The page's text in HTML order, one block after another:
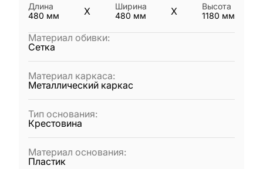
Длина
480 мм X
Ширина
480 мм X
Высота
1180 мм
Материал обивки:
Сетка
Материал каркаса:
Металлический каркас
Тип основания:
Крестовина
Материал основания:
Пластик